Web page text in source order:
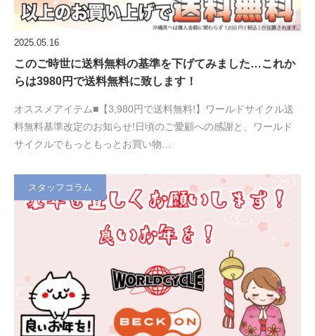
2025.05.16
このご時世に送料無料の基準を下げてみました…これか
らは3980円で送料無料に致します！
オススメアイテム■【3,980円で送料無料!】ワールドサイクル送
料無料基準改定のお知らせ!日頃のご愛顧への感謝と、ワールド
サイクルでもっともっとお買い物…
スタッフコラム